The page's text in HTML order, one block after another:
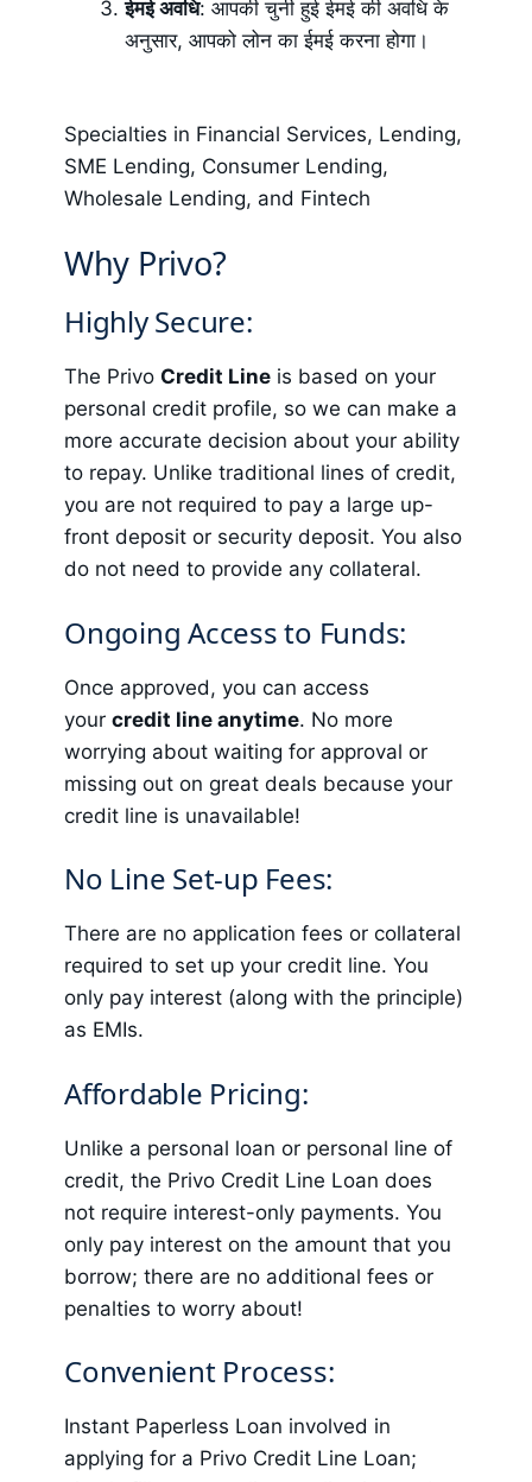
ईमई अवधि: आपकी चुनी हुई ईमई की अवधि के
अनुसार, आपको लोन का ईमई करना होगा।
Specialties in Financial Services, Lending,
SME Lending, Consumer Lending,
Wholesale Lending, and Fintech
Why Privo?
Highly Secure:
The Privo Credit Line is based on your
personal credit profile, so we can make a
more accurate decision about your ability
to repay. Unlike traditional lines of credit,
you are not required to pay a large up-
front deposit or security deposit. You also
do not need to provide any collateral.
Ongoing Access to Funds:
Once approved, you can access
your credit line anytime. No more
worrying about waiting for approval or
missing out on great deals because your
credit line is unavailable!
No Line Set-up Fees:
There are no application fees or collateral
required to set up your credit line. You
only pay interest (along with the principle)
as EMIs.
Affordable Pricing:
Unlike a personal loan or personal line of
credit, the Privo Credit Line Loan does
not require interest-only payments. You
only pay interest on the amount that you
borrow; there are no additional fees or
penalties to worry about!
Convenient Process:
Instant Paperless Loan involved in
applying for a Privo Credit Line Loan;